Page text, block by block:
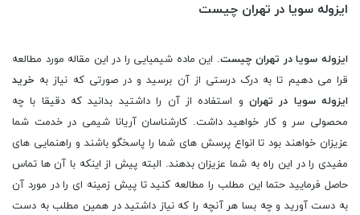
ایزوله سویا در تهران چیست
ایزوله سویا در تهران چیست. این ماده شیمیایی را در این مقاله مورد مطالعه
قرا می دهیم تا به درک درستی از آن برسید و در صورتی که نیاز به خرید
ایزوله سویا در تهران و استفاده از آن را داشتید بدانید که دقیقا با چه
محصولی سر و کار خواهید داشت. کارشناسان آریانا شیمی در خدمت شما
عزیزان خواهند بود تا انواع پرسش های شما را پاسخگو باشند و راهنمایی های
مفیدی را در این راه به شما عزیزان بدهند. البته پیش از اینکه با آن ها تماس
حاصل فرمایید حتما این مطلب را مطالعه کنید تا پیش زمینه ای را در مورد آن
به دست آورید و چه بسا هر آنچه را که نیاز داشتید در همین مطلب به دست